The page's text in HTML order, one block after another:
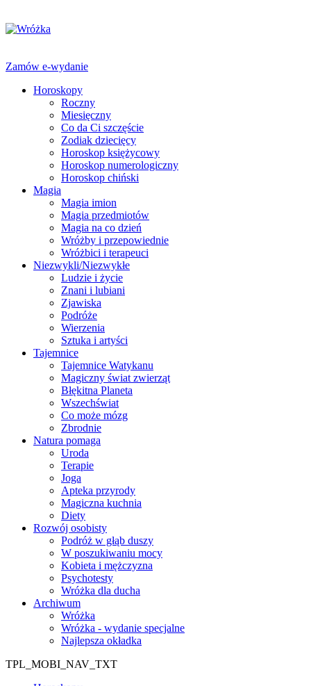
Zamów e-wydanie
Horoskopy
Roczny
Miesięczny
Co da Ci szczęście
Zodiak dziecięcy
Horoskop księżycowy
Horoskop numerologiczny
Horoskop chiński
Magia
Magia imion
Magia przedmiotów
Magia na co dzień
Wróżby i przepowiednie
Wróżbici i terapeuci
Niezwykli/Niezwykłe
Ludzie i życie
Znani i lubiani
Zjawiska
Podróże
Wierzenia
Sztuka i artyści
Tajemnice
Tajemnice Watykanu
Magiczny świat zwierząt
Błękitna Planeta
Wszechświat
Co może mózg
Zbrodnie
Natura pomaga
Uroda
Terapie
Joga
Apteka przyrody
Magiczna kuchnia
Diety
Rozwój osobisty
Podróż w głąb duszy
W poszukiwaniu mocy
Kobieta i mężczyzna
Psychotesty
Wróżka dla ducha
Archiwum
Wróżka
Wróżka - wydanie specjalne
Najlepsza okładka
TPL_MOBI_NAV_TXT